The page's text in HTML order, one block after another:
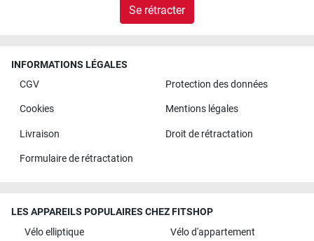
Se rétracter
INFORMATIONS LÉGALES
CGV
Protection des données
Cookies Mentions légales
Livraison Droit de rétractation
Formulaire de rétractation
LES APPAREILS POPULAIRES CHEZ FITSHOP
Vélo elliptique
Vélo d'appartement